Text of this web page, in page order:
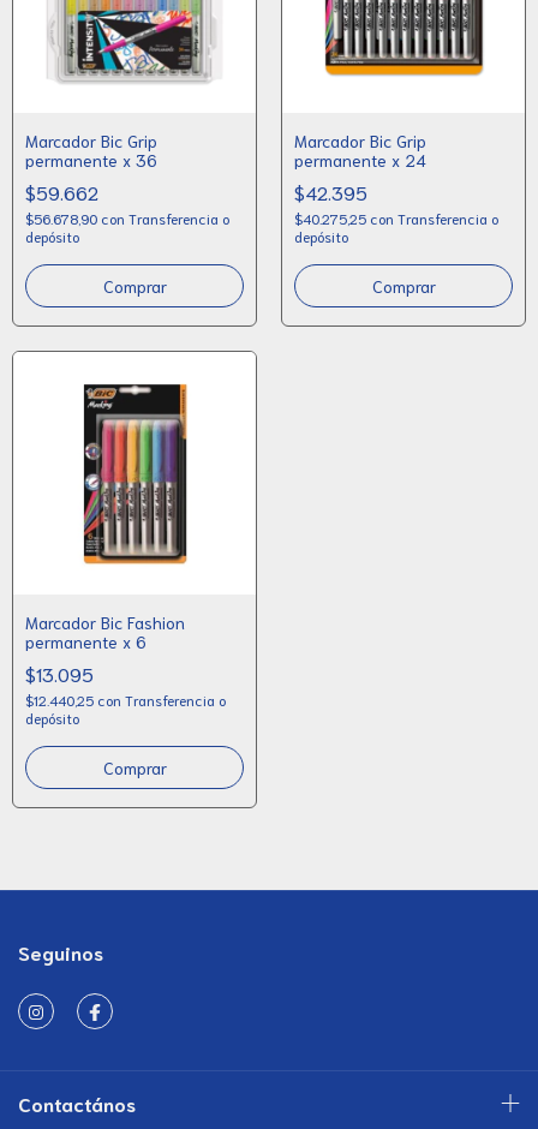
Marcador Bic Grip
permanente x 36
$59.662
$56.678,90 con Transferencia o
depósito
Marcador Bic Grip
permanente x 24
$42.395
$40.275,25 con Transferencia o
depósito
Marcador Bic Fashion
permanente x 6
$13.095
$12.440,25 con Transferencia o
depósito
Seguinos
Contactános